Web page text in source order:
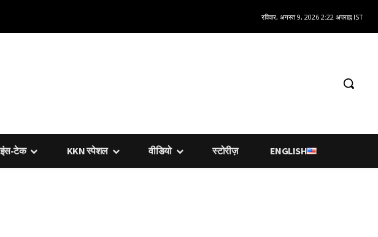
रविवार, अगस्त 9, 2026 2:22 अपराह्न IST
टेक KKN स्पेशल वीडियो स्टोरीज़ ENGLISH